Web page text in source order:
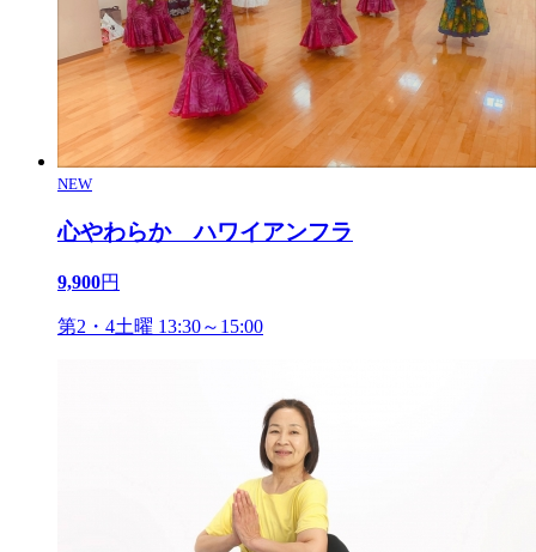
NEW
心やわらか ハワイアンフラ
9,900円
第2・4土曜 13:30～15:00